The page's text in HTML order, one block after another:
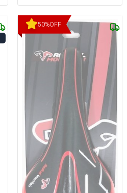
50%OFF